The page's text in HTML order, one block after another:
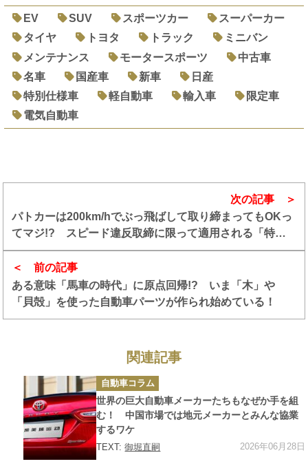
EV SUV スポーツカー
スーパーカー
タイヤ
トヨタ トラック
ミニバン
メンテナンス
モータースポーツ
中古車
名車
国産車 新車
日産
特別仕様車
軽自動車 輸入車
限定車
電気自動車
前の記事
ある意味「馬車の時代」に原点回帰!? いま「木」や
「貝殻」を使った自動車パーツが作られ始めている！
次の記事
パトカーは200km/hでぶっ飛ばして取り締まってもOKっ
てマジ!? スピード違反取締に限って適用される「特例
の特例」ってなに？
関連記事
カ
テ
ゴ
リ
ー
自動車コラム
世界の巨大自動車メーカーたちもなぜか手を組
む！ 中国市場では地元メーカーとみんな協業
するワケ
TEXT:御堀直嗣 2026年06月28日